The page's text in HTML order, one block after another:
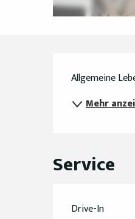
Allgemeine
Mehr
Service
Drive-In